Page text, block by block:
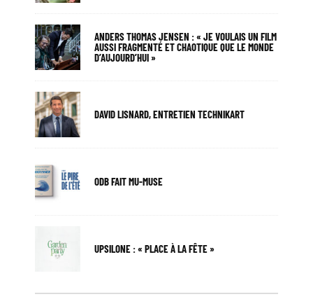
ANDERS THOMAS JENSEN : « JE VOULAIS UN FILM
AUSSI FRAGMENTÉ ET CHAOTIQUE QUE LE MONDE
D’AUJOURD’HUI »
DAVID LISNARD, ENTRETIEN TECHNIKART
ODB FAIT MU-MUSE
UPSILONE : « PLACE À LA FÊTE »